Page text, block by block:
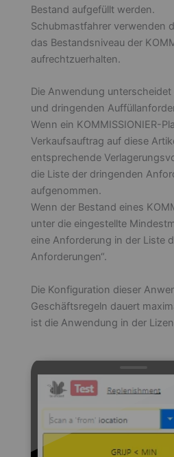
Bestand aufgefüllt werden.
Schubmastfahrer verwenden
das Bestandsniveau der
aufrechtzuerhalten.
Die Anwendung
und dringenden
Wenn ein KOMMISSIONIER-
Verkaufsauftrag auf diese
entsprechende
die Liste der dringenden
aufgenommen.
Wenn der Bestand eines
unter die eingestellte
eine Anforderung in der Liste
Anforderungen“.
Die Konfiguration dieser
Geschäftsregeln dauert
ist die Anwendung in der